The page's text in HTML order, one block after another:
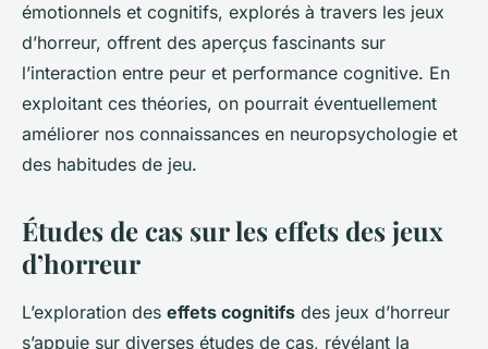
émotionnels et cognitifs, explorés à travers les jeux
d’horreur, offrent des aperçus fascinants sur
l’interaction entre peur et performance cognitive. En
exploitant ces théories, on pourrait éventuellement
améliorer nos connaissances en neuropsychologie et
des habitudes de jeu.
Études de cas sur les effets des jeux
d’horreur
L’exploration des effets cognitifs des jeux d’horreur
s’appuie sur diverses études de cas, révélant la